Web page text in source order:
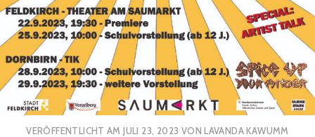
VERÖFFENTLICHT AMJULI 23, 2023 VONLAVANDA KAWUMM